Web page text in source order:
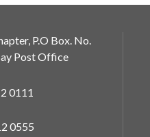
P.O Box. No.
Post Office
0111
0555